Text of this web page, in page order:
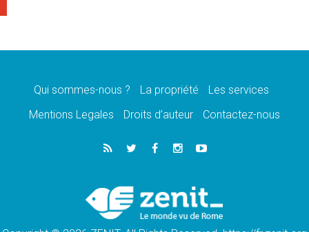
d'entendre ceux qui bénissent la guerre»
Léon XIV au Pérou, une lueur d'espoir pour
05.08.2026
SCEAM: L'Église en Afrique vers
05.08.2026
Le Pape exprime ses condoléances suite au
décès du cardinal Júlio Langa
Qui sommes-nous ? La propriété
Les services
Mentions Legales
Droits d’auteur Contactez-nous